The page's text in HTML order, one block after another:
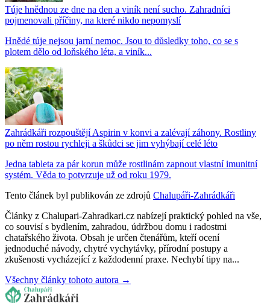
Túje hnědnou ze dne na den a viník není sucho. Zahradníci
pojmenovali příčiny, na které nikdo nepomyslí
Hnědé túje nejsou jarní nemoc. Jsou to důsledky toho, co se s
plotem dělo od loňského léta, a viník...
Zahrádkáři rozpouštějí Aspirin v konvi a zalévají záhony. Rostliny
po něm rostou rychleji a škůdci se jim vyhýbají celé léto
Jedna tableta za pár korun může rostlinám zapnout vlastní imunitní
systém. Věda to potvrzuje už od roku 1979.
Tento článek byl publikován ze zdrojů Chalupáři-Zahrádkáři
Články z Chalupari-Zahradkari.cz nabízejí praktický pohled na vše,
co souvisí s bydlením, zahradou, údržbou domu i radostmi
chatařského života. Obsah je určen čtenářům, kteří ocení
jednoduché návody, chytré vychytávky, přírodní postupy a
zkušenosti vycházející z každodenní praxe. Nechybí tipy na...
Všechny články tohoto autora →